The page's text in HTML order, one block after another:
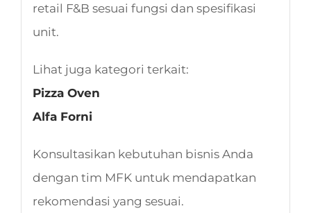
retail F&B sesuai fungsi dan spesifikasi
unit.
Lihat juga kategori terkait:
Pizza Oven
Alfa Forni
Konsultasikan kebutuhan bisnis Anda
dengan tim MFK untuk mendapatkan
rekomendasi yang sesuai.